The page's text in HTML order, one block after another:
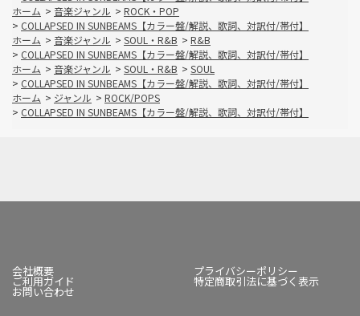
ホーム > 音楽ジャンル > ROCK・POP
> COLLAPSED IN SUNBEAMS【カラー盤/解説、歌詞、対訳付/帯付】
ホーム > 音楽ジャンル > SOUL・R&B > R&B
> COLLAPSED IN SUNBEAMS【カラー盤/解説、歌詞、対訳付/帯付】
ホーム > 音楽ジャンル > SOUL・R&B > SOUL
> COLLAPSED IN SUNBEAMS【カラー盤/解説、歌詞、対訳付/帯付】
ホーム > ジャンル > ROCK/POPS
> COLLAPSED IN SUNBEAMS【カラー盤/解説、歌詞、対訳付/帯付】
会社概要 プライバシーポリシー
ご利用ガイド 特定商取引法に基づく表示
お問い合わせ